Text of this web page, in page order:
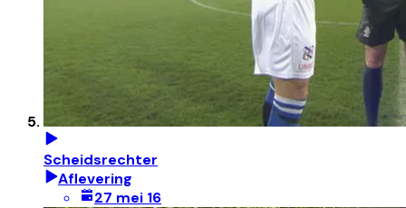
Scheidsrechter
Aflevering
27 mei 16